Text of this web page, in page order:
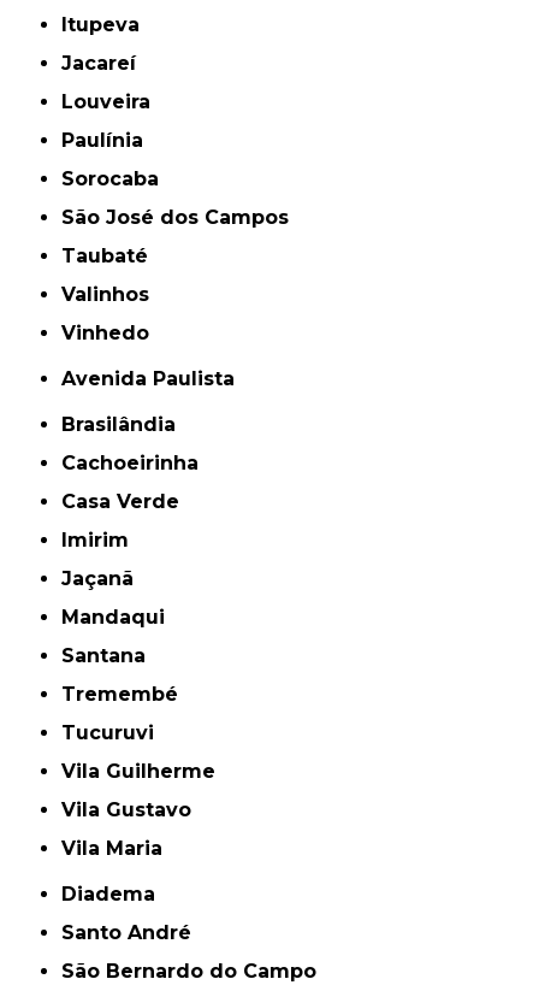
Itupeva
Jacareí
Louveira
Paulínia
Sorocaba
São José dos Campos
Taubaté
Valinhos
Vinhedo
Avenida Paulista
Brasilândia
Cachoeirinha
Casa Verde
Imirim
Jaçanã
Mandaqui
Santana
Tremembé
Tucuruvi
Vila Guilherme
Vila Gustavo
Vila Maria
Diadema
Santo André
São Bernardo do Campo